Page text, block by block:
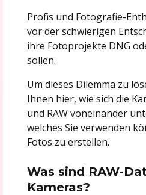
Profis und Fotografie-
vor der schwierigen
ihre Fotoprojekte DNG
sollen.
Um dieses Dilemma zu
Ihnen hier, wie sich die
und RAW voneinander
welches Sie verwenden
Fotos zu erstellen.
Was sind RAW-
Kameras?